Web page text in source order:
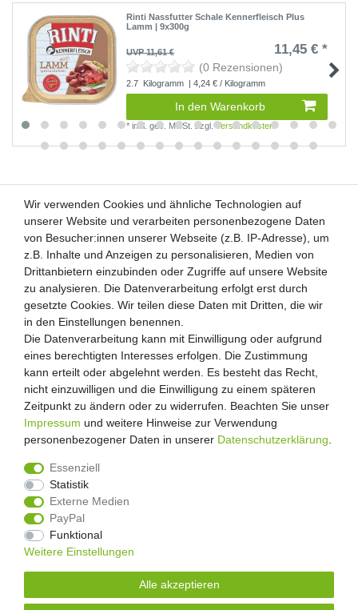
Rinti Nassfutter Schale Kennerfleisch Plus
Lamm | 9x300g
UVP 11,61 € 11,45 € *
(0 Rezensionen)
2.7 Kilogramm | 4,24 € / Kilogramm
In den Warenkorb
*inkl. ges. MwSt. zzgl. Versandkosten
Kunden-Anfragen: info@zooheld.de
Über uns
Zahlung und Versand
Retouren
Zooheld Blog
Widerrufsrecht
Vertrag widerrufen
Geschäftsbedingungen
Impressum
Unsere Artikel sind gelistet auf:
© Copyright 2026 | Alle Rechte vorbehalten.
Wir verwenden Cookies und ähnliche Technologien auf
unserer Website und verarbeiten personenbezogene Daten
von Besucher:innen unserer Webseite (z.B. IP-Adresse), um
z.B. Inhalte und Anzeigen zu personalisieren, Medien von
Drittanbietern einzubinden oder Zugriffe auf unsere Website
zu analysieren. Die Datenverarbeitung erfolgt erst durch
gesetzte Cookies. Wir teilen diese Daten mit Dritten, die wir
in den Einstellungen benennen.
Die Datenverarbeitung kann mit Einwilligung oder aufgrund
eines berechtigten Interesses erfolgen. Die Zustimmung
kann erteilt oder abgelehnt werden. Es besteht das Recht,
nicht einzuwilligen und die Einwilligung zu einem späteren
Zeitpunkt zu ändern oder zu widerrufen. Beachten Sie unser
Impressum und weitere Hinweise zur Verwendung
personenbezogener Daten in unserer Daten­schutz­erklärung
Essenziell
Statistik
Externe Medien
PayPal
Funktional
Weitere Einstellungen
Alle akzeptieren
Wir verwenden Cookies und ähnliche Technologien auf
unserer Website und verarbeiten personenbezogene Daten
von Besucher:innen unserer Webseite (z.B. IP-Adresse), um
z.B. Inhalte und Anzeigen zu personalisieren, Medien von
Drittanbietern einzubinden oder Zugriffe auf unsere Website
zu analysieren. Die Datenverarbeitung erfolgt erst durch
gesetzte Cookies. Wir teilen diese Daten mit Dritten, die wir
in den Einstellungen benennen.
Die Datenverarbeitung kann mit Einwilligung oder aufgrund
eines berechtigten Interesses erfolgen. Die Zustimmung
kann erteilt oder abgelehnt werden. Es besteht das Recht,
nicht einzuwilligen und die Einwilligung zu einem späteren
Zeitpunkt zu ändern oder zu widerrufen. Beachten Sie unser
Impressum und weitere Hinweise zur Verwendung
personenbezogener Daten in unserer Daten­schutz­erklärung
Essenziell
Statistik
Externe Medien
PayPal
Funktional
Weitere Einstellungen
Alle akzeptieren